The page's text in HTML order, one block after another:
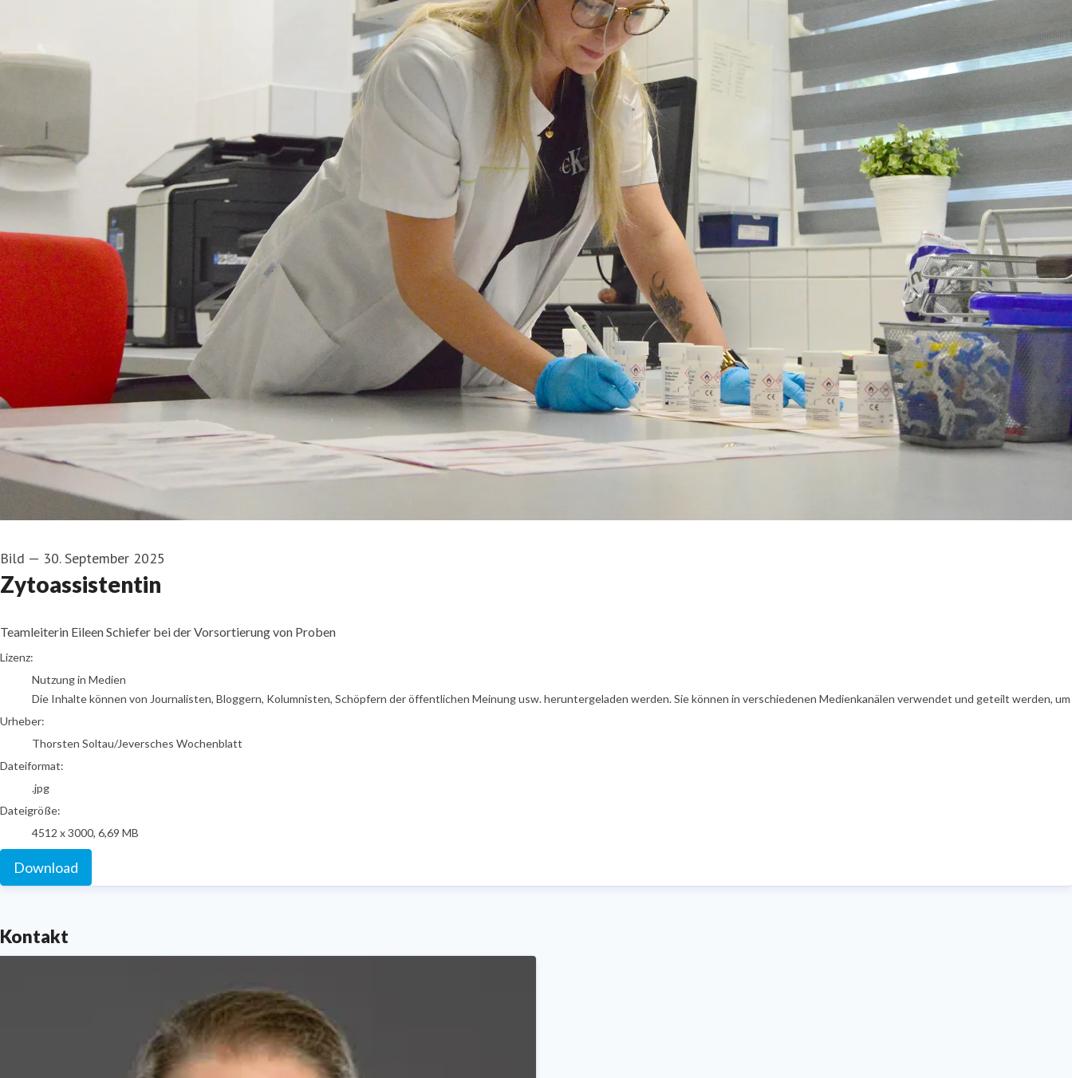
Bild — 30. September 2025
Zytoassistentin
Teamleiterin Eileen Schiefer bei der Vorsortierung von Proben
Thorsten Soltau/Jeversches Wochenblatt
Lizenz:
Nutzung in Medien
Die Inhalte können von Journalisten, Bloggern, Kolumnisten, Schöpfern der öffentlichen Meinung usw. heruntergeladen werden. Sie können in verschiedenen Medienkanälen verwendet und geteilt
Urheber:
Thorsten Soltau/Jeversches Wochenblatt
Dateiformat:
.jpg
Dateigröße:
4512 x 3000, 6,69 MB
Download
Kontakt